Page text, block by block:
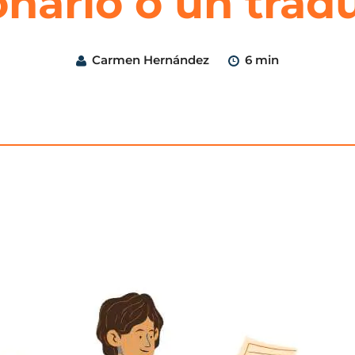
Carmen Hernández 6 min